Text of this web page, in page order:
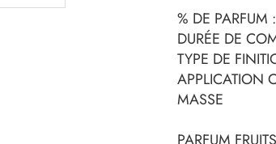
% DE
DURÉE DE
TYPE DE
APPLICATION
MASSE
PARFUM